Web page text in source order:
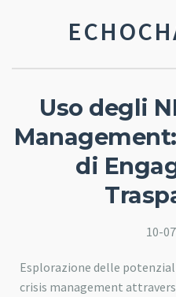
Uso degli
di
10-
Esplorazione delle
crisis management